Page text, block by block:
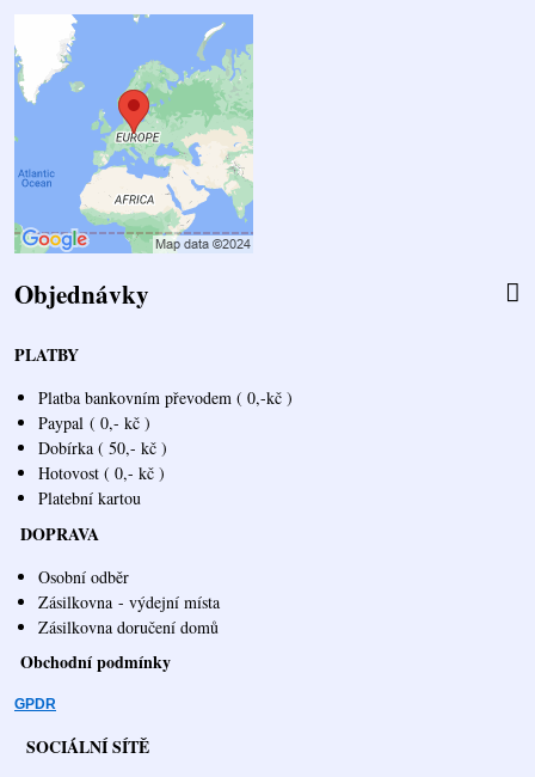
Objednávky
PLATBY
Platba bankovním převodem ( 0,-kč )
Paypal ( 0,- kč )
Dobírka ( 50,- kč )
Hotovost ( 0,- kč )
Platební kartou
DOPRAVA
Osobní odběr
Zásilkovna - výdejní místa
Zásilkovna doručení domů
Obchodní podmínky
GPDR
SOCIÁLNÍ SÍTĚ